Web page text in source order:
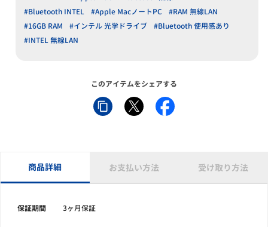
#Bluetooth INTEL
#Apple MacノートPC
#RAM 無線LAN
#16GB RAM
#インテル 光学ドライブ
#Bluetooth 使用感あり
#INTEL 無線LAN
このアイテムをシェアする
商品詳細 お支払い方法 受け取り方法
保証期間 3ヶ月保証